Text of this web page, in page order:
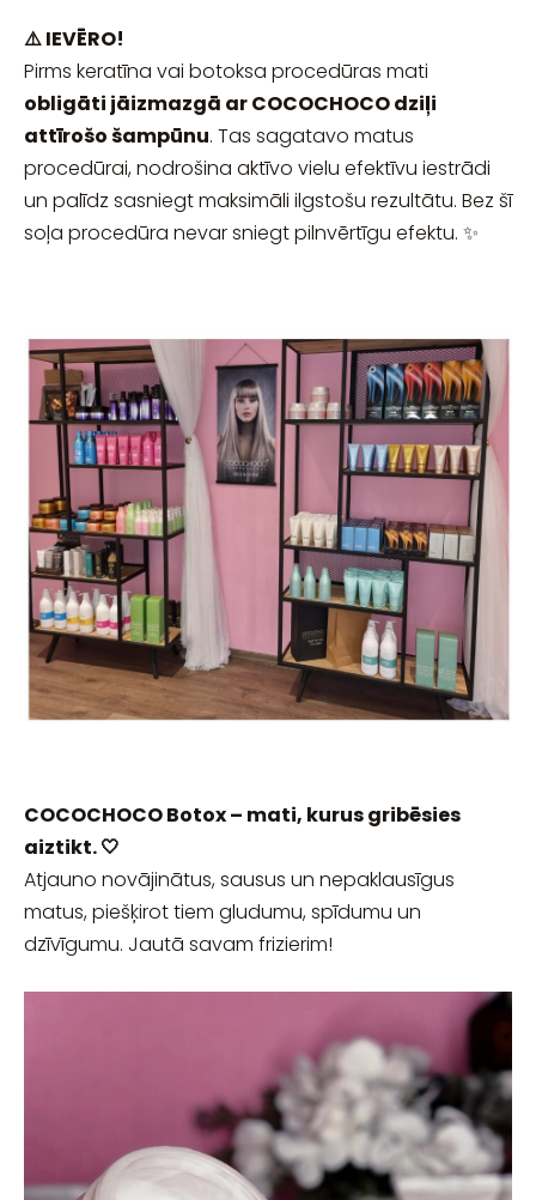
⚠️ IEVĒRO!
Pirms keratīna vai botoksa procedūras mati
obligāti jāizmazgā ar COCOCHOCO dziļi
attīrošo šampūnu. Tas sagatavo matus
procedūrai, nodrošina aktīvo vielu efektīvu iestrādi
un palīdz sasniegt maksimāli ilgstošu rezultātu. Bez šī
soļa procedūra nevar sniegt pilnvērtīgu efektu. ✨
COCOCHOCO Botox – mati, kurus gribēsies
aiztikt. 🤍
Atjauno novājinātus, sausus un nepaklausīgus
matus, piešķirot tiem gludumu, spīdumu un
dzīvīgumu. Jautā savam frizierim!